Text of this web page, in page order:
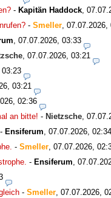
- Kapitän Haddock
- Smeller 07.07.2026,
07.07.2026, 03:33
07.07.2026, 03:21
03:21
02:36
an bitte! - Nietzsche
- Ensiferum 07.07.2026, 02:34
- Smeller 07.07.2026,
- Ensiferum
- Smeller 07.07.2026,